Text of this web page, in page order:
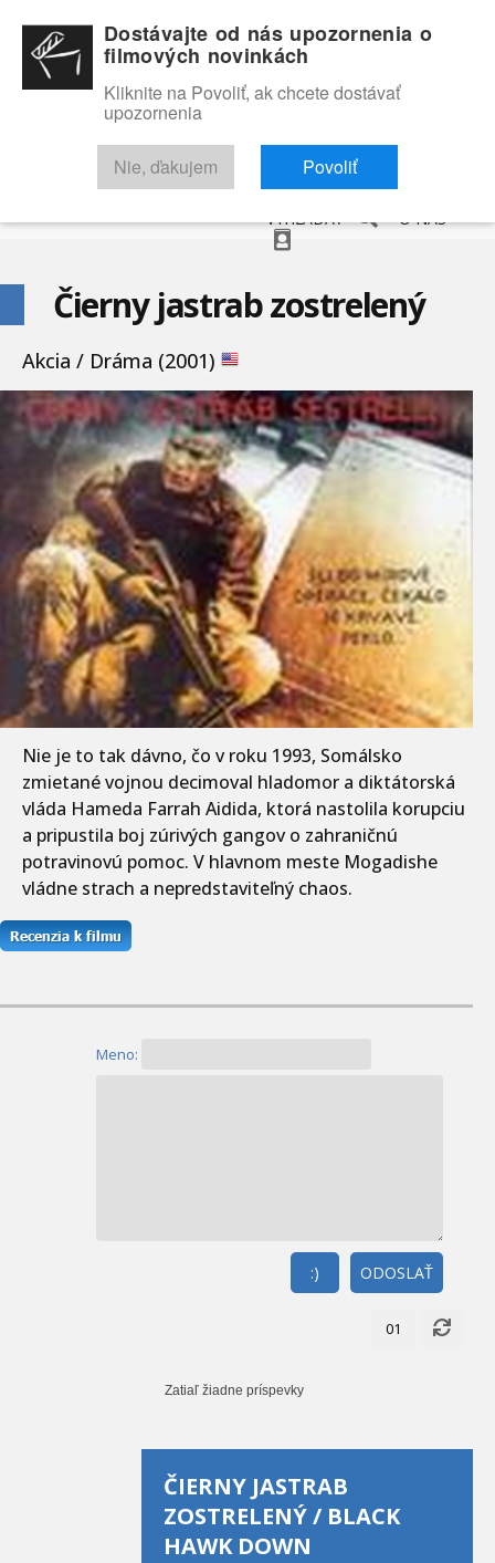
RECENZIE TRAILERY FILMOVÁ DATABÁZA
VYHĽADAŤ O NÁS
Čierny jastrab zostrelený
Akcia / Dráma (2001)
Nie je to tak dávno, čo v roku 1993, Somálsko
zmietané vojnou decimoval hladomor a diktátorská
vláda Hameda Farrah Aidida, ktorá nastolila korupciu
a pripustila boj zúrivých gangov o zahraničnú
potravinovú pomoc. V hlavnom meste Mogadishe
vládne strach a nepredstaviteľný chaos.
Meno:
ODOSLAŤ
:)
01
Zatiaľ žiadne príspevky
ČIERNY JASTRAB
ZOSTRELENÝ / BLACK
HAWK DOWN
Dostávajte od nás upozornenia o
filmových novinkách
Kliknite na Povoliť, ak chcete dostávať
upozornenia
Nie, ďakujem Povoliť